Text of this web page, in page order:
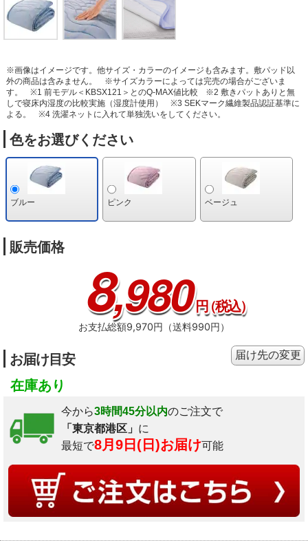
※画像はイメージです。他サイズ・カラーのイメージも含みます。敷パッド以
外の商品は含みません。
※サイズカラーによっては完売の場合がございま
す。
※1 前モデル＜KBSX121＞とのQ‐MAX値比較
※2 敷きパットありと無
しで寝床内湿度の比較実施（湿度計使用）
※3 SEKマーク繊維製品認証基準に
よる。
※4 洗濯ネットに入れて単独洗いをしてください。
色をお選びください
ブルー ピンク ベージュ
販売価格
8,980円（税込）
お支払総額9,970円（送料990円）
お届け目安
在庫あり
今から3時間45分以内のご注文で
「東京都港区」 に
最短で8月9日(日)お届け可能
届け先の変更